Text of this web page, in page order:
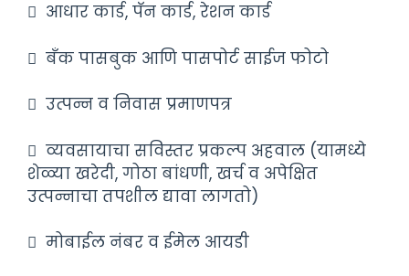
 आधार कार्ड, पॅन कार्ड, रेशन कार्ड
 बँक पासबुक आणि पासपोर्ट साईज फोटो
 उत्पन्न व निवास प्रमाणपत्र
 व्यवसायाचा सविस्तर प्रकल्प अहवाल (यामध्ये
शेळ्या खरेदी, गोठा बांधणी, खर्च व अपेक्षित
उत्पन्नाचा तपशील द्यावा लागतो)
 मोबाईल नंबर व ईमेल आयडी